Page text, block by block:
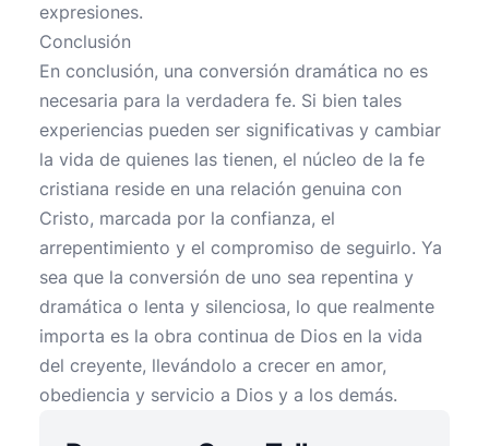
expresiones.
Conclusión
En conclusión, una conversión dramática no es
necesaria para la verdadera fe. Si bien tales
experiencias pueden ser significativas y cambiar
la vida de quienes las tienen, el núcleo de la fe
cristiana reside en una relación genuina con
Cristo, marcada por la confianza, el
arrepentimiento y el compromiso de seguirlo. Ya
sea que la conversión de uno sea repentina y
dramática o lenta y silenciosa, lo que realmente
importa es la obra continua de Dios en la vida
del creyente, llevándolo a crecer en amor,
obediencia y servicio a Dios y a los demás.